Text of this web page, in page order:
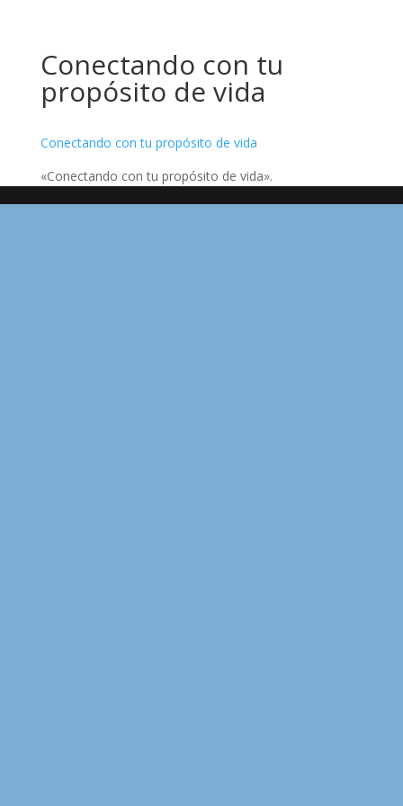
Conectando con tu
propósito de vida
Conectando con tu propósito de vida
«Conectando con tu propósito de vida».